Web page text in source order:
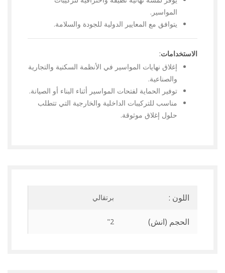
المواسير.
يتوافق مع المعايير الدولية للجودة والسلامة.
الاستخدامات:
إغلاق نهايات المواسير في الأنظمة السكنية والتجارية
والصناعية.
توفير الحماية لفتحات المواسير أثناء البناء أو الصيانة.
مناسب للتركيبات الداخلية والخارجية التي تتطلب
حلول إغلاق موثوقة.
اللون : برتقالي
الحجم (انش) 2"